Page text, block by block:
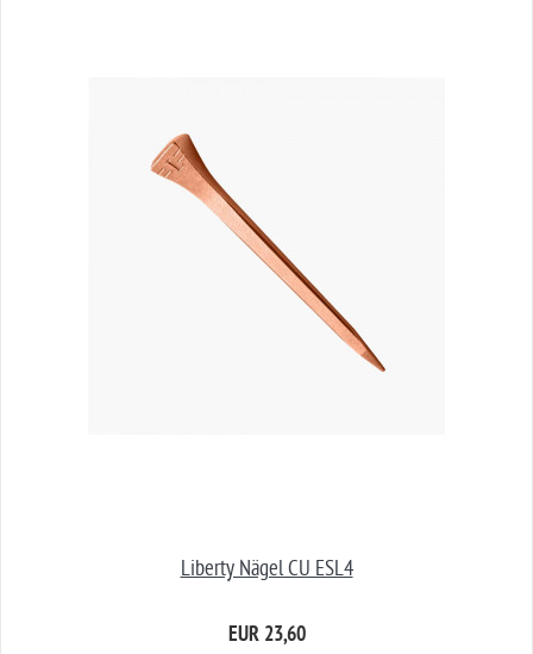
Liberty Nägel CU ESL4
EUR 23,60